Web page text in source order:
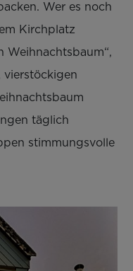
Wer es noch
Kirchplatz
Weihnachtsbaum“,
vierstöckigen
täglich
stimmungsvolle